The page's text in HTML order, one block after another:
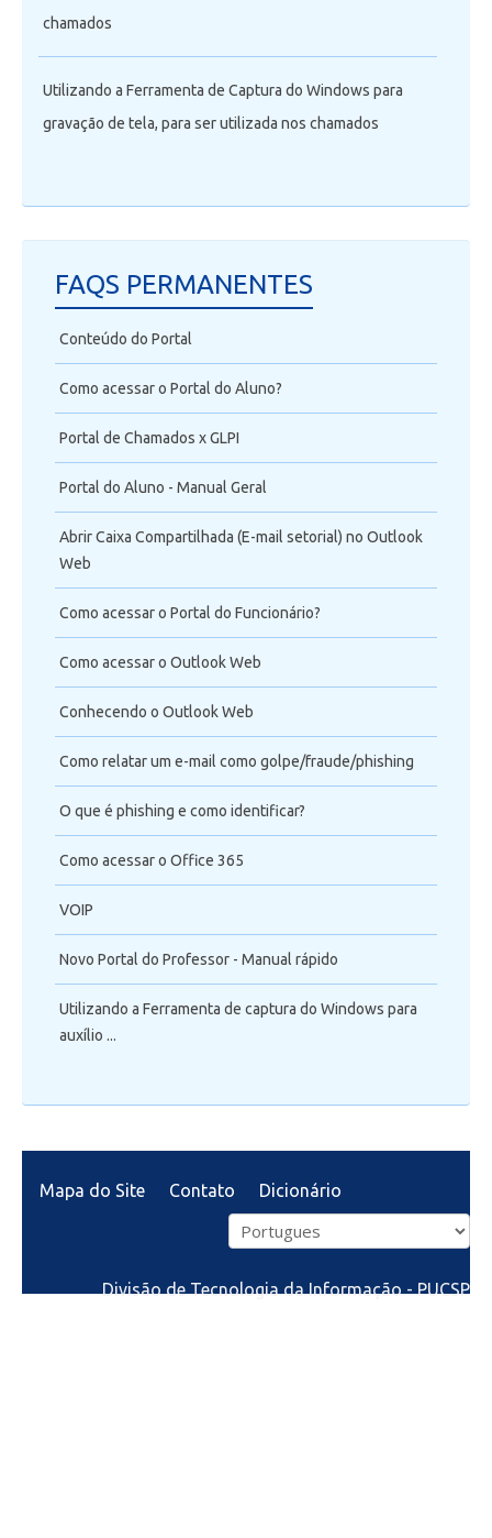
chamados
Utilizando a Ferramenta de Captura do Windows para
gravação de tela, para ser utilizada nos chamados
FAQS PERMANENTES
Conteúdo do Portal
Como acessar o Portal do Aluno?
Portal de Chamados x GLPI
Portal do Aluno - Manual Geral
Abrir Caixa Compartilhada (E-mail setorial) no Outlook
Web
Como acessar o Portal do Funcionário?
Como acessar o Outlook Web
Conhecendo o Outlook Web
Como relatar um e-mail como golpe/fraude/phishing
O que é phishing e como identificar?
Como acessar o Office 365
VOIP
Novo Portal do Professor - Manual rápido
Utilizando a Ferramenta de captura do Windows para
auxílio ...
Mapa do Site Contato Dicionário
Divisão de Tecnologia da Informação - PUCSP